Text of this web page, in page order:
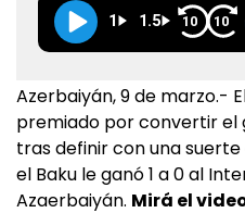
1 1.5 10 10
Azerbaiyán, 9 de marzo.-
premiado por convertir el
tras definir con una suerte
el Baku le ganó 1 a 0 al
Azaerbaiyán. Mirá el